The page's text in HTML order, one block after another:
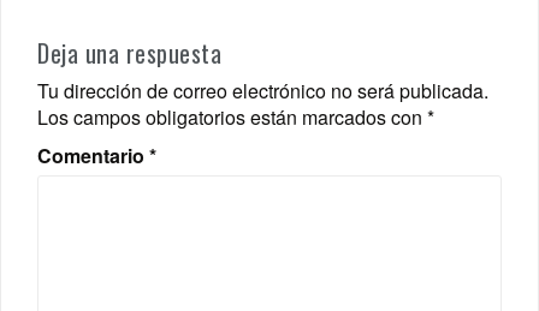
Deja una respuesta
Tu dirección de correo electrónico no será publicada.
Los campos obligatorios están marcados con *
Comentario *